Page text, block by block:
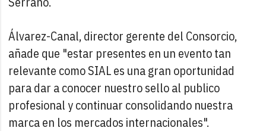
Álvarez-Canal, director gerente del Consorcio,
añade que "estar presentes en un evento tan
relevante como SIAL es una gran oportunidad
para dar a conocer nuestro sello al publico
profesional y continuar consolidando nuestra
marca en los mercados internacionales".